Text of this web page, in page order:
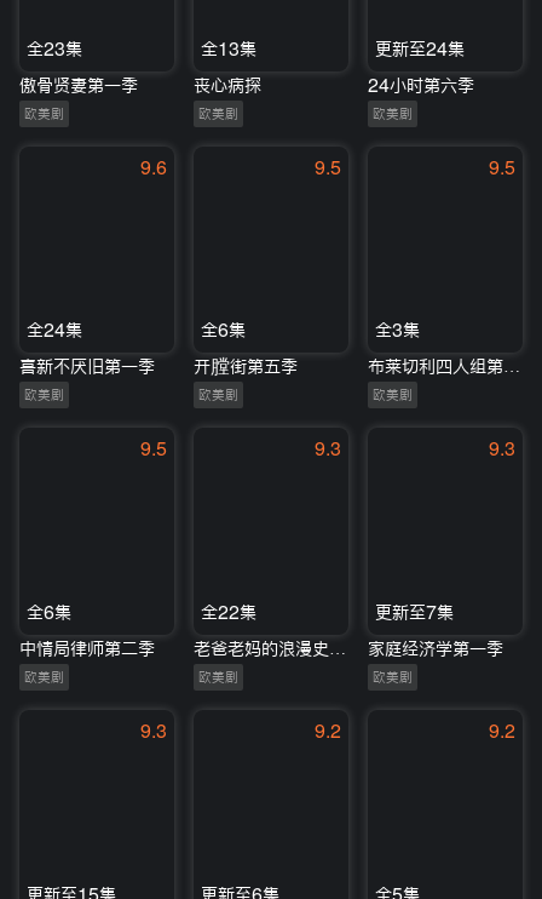
全23集
傲骨贤妻第一季
欧美剧
全13集
丧心病探
欧美剧
更新至24集
24小时第六季
欧美剧
9.6
全24集
喜新不厌旧第一季
欧美剧
9.5
全6集
开膛街第五季
欧美剧
9.5
全3集
布莱切利四人组第一季
欧美剧
9.5
全6集
中情局律师第二季
欧美剧
9.3
全22集
欧美剧
9.3
更新至7集
家庭经济学第一季
欧美剧
9.3
更新至15集
9.2
更新至6集
9.2
全5集